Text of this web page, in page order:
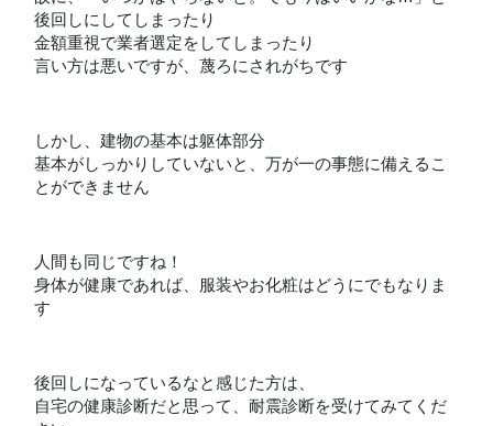
後回しにしてしまったり
金額重視で業者選定をしてしまったり
言い方は悪いですが、蔑ろにされがちです
しかし、建物の基本は躯体部分
基本がしっかりしていないと、万が一の事態に備えるこ
とができません
人間も同じですね！
身体が健康であれば、服装やお化粧はどうにでもなりま
す
後回しになっているなと感じた方は、
自宅の健康診断だと思って、耐震診断を受けてみてくだ